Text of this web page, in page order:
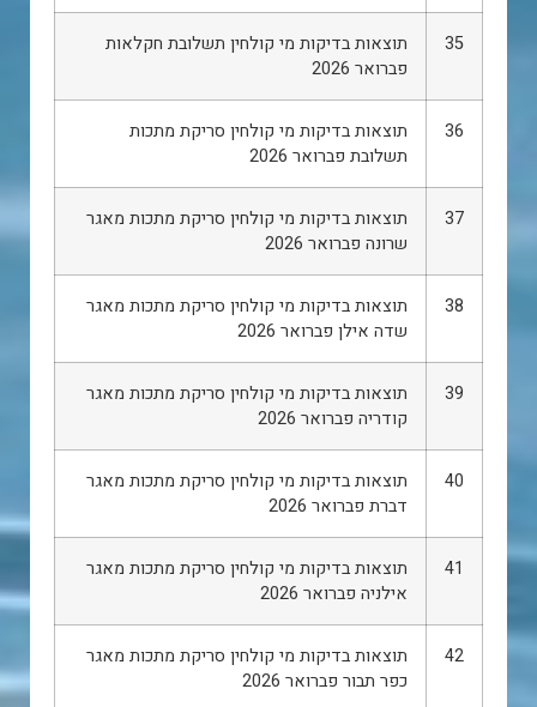
35
תוצאות בדיקות מי קולחין תשלובת חקלאות
פברואר 2026
36
תוצאות בדיקות מי קולחין סריקת מתכות
תשלובת פברואר 2026
37
תוצאות בדיקות מי קולחין סריקת מתכות מאגר
שרונה פברואר 2026
38
תוצאות בדיקות מי קולחין סריקת מתכות מאגר
שדה אילן פברואר 2026
39
תוצאות בדיקות מי קולחין סריקת מתכות מאגר
קודריה פברואר 2026
40
תוצאות בדיקות מי קולחין סריקת מתכות מאגר
דברת פברואר 2026
41
תוצאות בדיקות מי קולחין סריקת מתכות מאגר
אילניה פברואר 2026
42
תוצאות בדיקות מי קולחין סריקת מתכות מאגר
כפר תבור פברואר 2026